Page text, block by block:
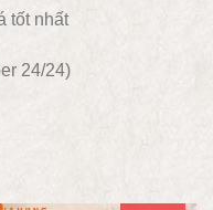
tốt nhất
24/24)